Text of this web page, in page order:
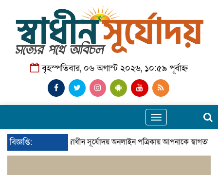
বৃহস্পতিবার, ০৬ অগাস্ট ২০২৬, ১০:৫৯ পূর্বাহ্ন
Toggle
navigation
বিজ্ঞপ্তি: স্বাধীন সূর্যোদয় অনলাইন পত্রিকায় আপনাকে স্বাগতম।